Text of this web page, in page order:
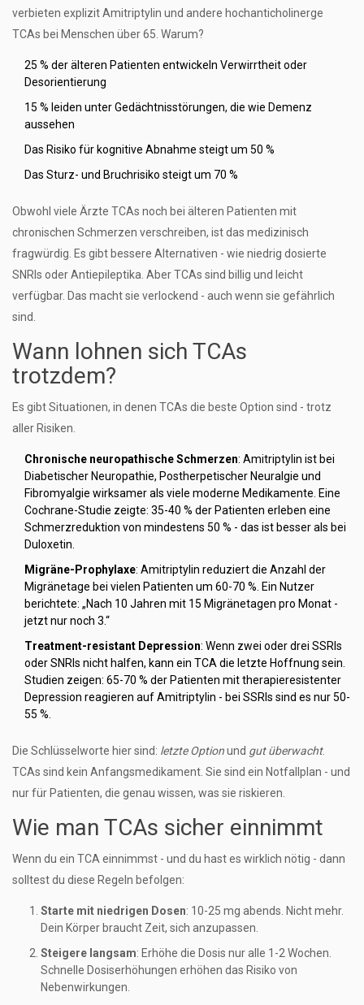
verbieten explizit Amitriptylin und andere hochanticholinerge
TCAs bei Menschen über 65. Warum?
25 % der älteren Patienten entwickeln Verwirrtheit oder
Desorientierung
15 % leiden unter Gedächtnisstörungen, die wie Demenz
aussehen
Das Risiko für kognitive Abnahme steigt um 50 %
Das Sturz- und Bruchrisiko steigt um 70 %
Obwohl viele Ärzte TCAs noch bei älteren Patienten mit
chronischen Schmerzen verschreiben, ist das medizinisch
fragwürdig. Es gibt bessere Alternativen - wie niedrig dosierte
SNRIs oder Antiepileptika. Aber TCAs sind billig und leicht
verfügbar. Das macht sie verlockend - auch wenn sie gefährlich
sind.
Wann lohnen sich TCAs
trotzdem?
Es gibt Situationen, in denen TCAs die beste Option sind - trotz
aller Risiken.
Chronische neuropathische Schmerzen: Amitriptylin ist bei
Diabetischer Neuropathie, Postherpetischer Neuralgie und
Fibromyalgie wirksamer als viele moderne Medikamente. Eine
Cochrane-Studie zeigte: 35-40 % der Patienten erleben eine
Schmerzreduktion von mindestens 50 % - das ist besser als bei
Duloxetin.
Migräne-Prophylaxe: Amitriptylin reduziert die Anzahl der
Migränetage bei vielen Patienten um 60-70 %. Ein Nutzer
berichtete: „Nach 10 Jahren mit 15 Migränetagen pro Monat -
jetzt nur noch 3.“
Treatment-resistant Depression: Wenn zwei oder drei SSRIs
oder SNRIs nicht halfen, kann ein TCA die letzte Hoffnung sein.
Studien zeigen: 65-70 % der Patienten mit therapieresistenter
Depression reagieren auf Amitriptylin - bei SSRIs sind es nur 50-
55 %.
Die Schlüsselworte hier sind: letzte Optionund gut überwacht.
TCAs sind kein Anfangsmedikament. Sie sind ein Notfallplan - und
nur für Patienten, die genau wissen, was sie riskieren.
Wie man TCAs sicher einnimmt
Wenn du ein TCA einnimmst - und du hast es wirklich nötig - dann
solltest du diese Regeln befolgen:
Starte mit niedrigen Dosen: 10-25 mg abends. Nicht mehr.
Dein Körper braucht Zeit, sich anzupassen.
Steigere langsam: Erhöhe die Dosis nur alle 1-2 Wochen.
Schnelle Dosiserhöhungen erhöhen das Risiko von
Nebenwirkungen.